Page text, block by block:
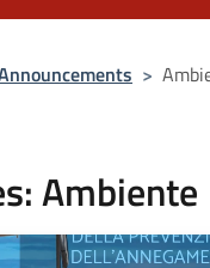
>
Ambiente